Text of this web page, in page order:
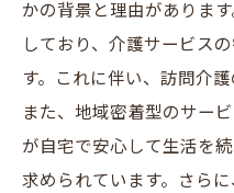
訪問介護の求人情報
訪問介護求人選
条件別に見る安
かの背景と理由がありま
しており、介護サービス
す。これに伴い、訪問介
また、地域密着型のサー
が自宅で安心して生活を
求められています。さら